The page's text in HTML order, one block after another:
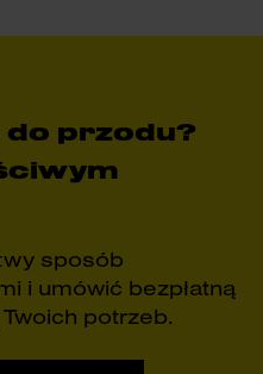
przodu?
sposób
i umówić bezpłatną
potrzeb.